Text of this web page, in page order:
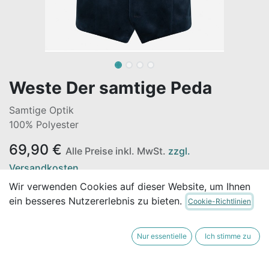
Weste Der samtige Peda
Samtige Optik
100% Polyester
69,90 € Alle Preise inkl. MwSt. zzgl.
Versandkosten
GRÖSSE
Wir verwenden Cookies auf dieser Website, um Ihnen
ein besseres Nutzererlebnis zu bieten.
Cookie-Richtlinien
Nur essentielle Ich stimme zu